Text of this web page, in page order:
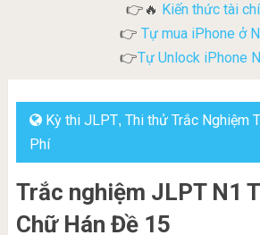
👉🔥 Kiến thức tài
👉 Tự mua iPhone ở
👉Tự Unlock iPhone
Kỳ thi JLPT, Thi thử Trắc Nghiệm
Phí
Trắc nghiệm JLPT N1
Chữ Hán Đề 15